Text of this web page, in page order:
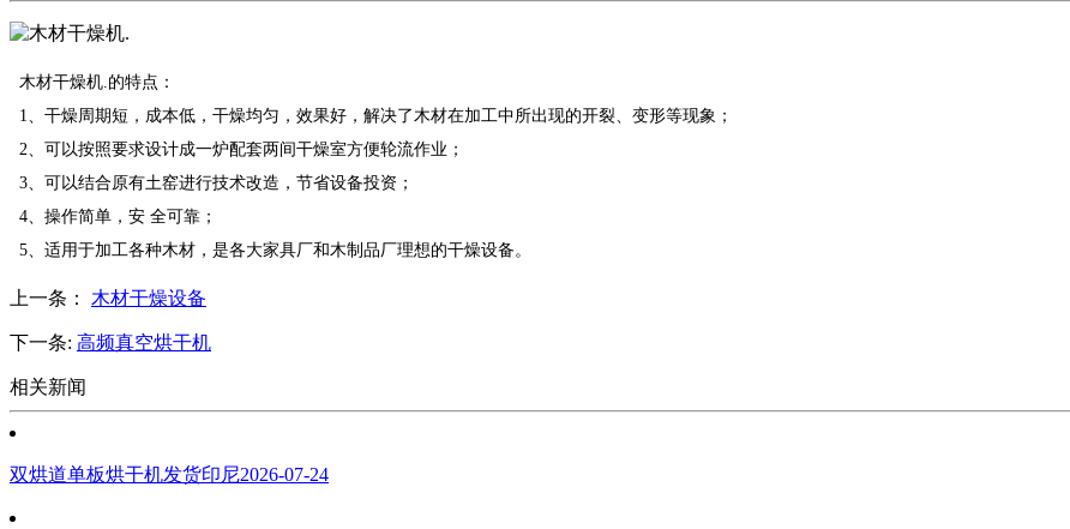
木材干燥机.的特点：
1、干燥周期短，成本低，干燥均匀，效果好，解决了木材在加工中所出现的开裂、变形等现象；
2、可以按照要求设计成一炉配套两间干燥室方便轮流作业；
3、可以结合原有土窑进行技术改造，节省设备投资；
4、操作简单，安 全可靠；
5、适用于加工各种木材，是各大家具厂和木制品厂理想的干燥设备。
上一条： 木材干燥设备
下一条: 高频真空烘干机
相关新闻
双烘道单板烘干机发货印尼2026-07-24